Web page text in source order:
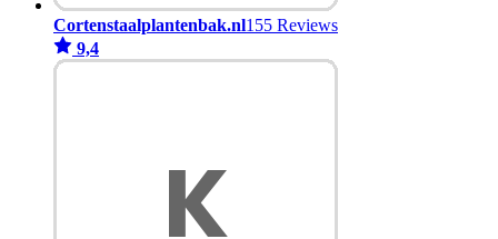
Cortenstaalplantenbak.nl155 Reviews
9,4